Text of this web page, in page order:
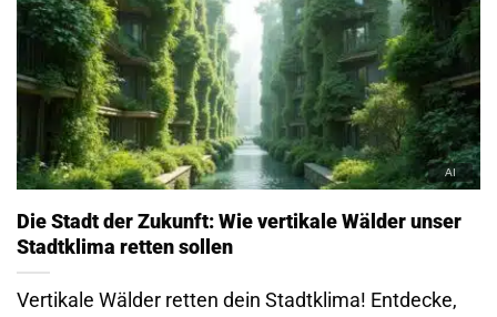
Die Stadt der Zukunft: Wie vertikale Wälder unser
Stadtklima retten sollen
Vertikale Wälder retten dein Stadtklima! Entdecke,